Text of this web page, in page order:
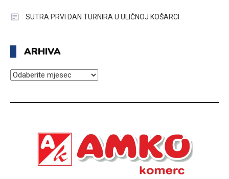
SUTRA PRVI DAN TURNIRA U ULIČNOJ KOŠARCI
ARHIVA
ARHIVA